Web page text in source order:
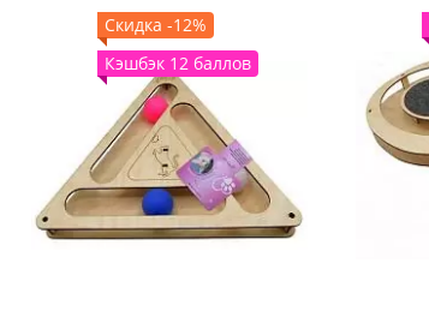
Скидка -12%
Кэшбэк 12 баллов